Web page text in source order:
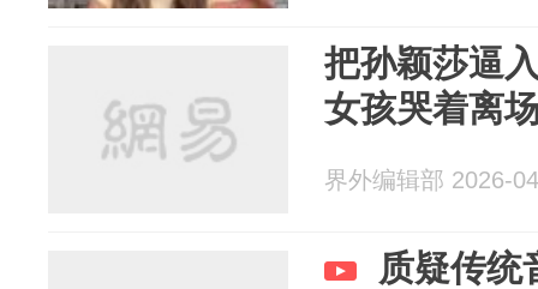
把孙颖莎逼
女孩哭着离
界外编辑部 2026-
质疑传统